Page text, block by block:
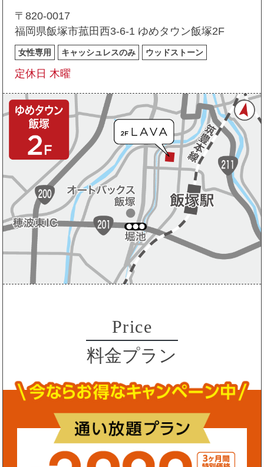
〒820-0017
福岡県飯塚市菰田西3-6-1 ゆめタウン飯塚2F
女性専用 キャッシュレスのみ ウッドストーン
定休日 木曜
Price
料金プラン